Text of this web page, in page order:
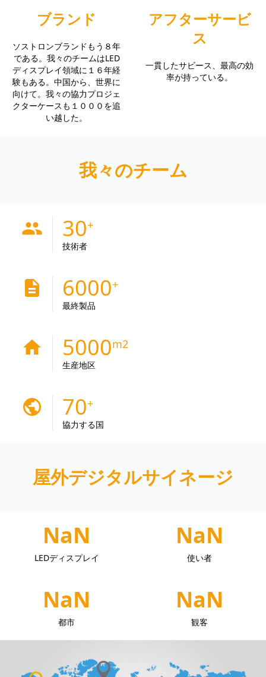
ブランド
ソストロンブランドもう８年
である。我々のチームはLED
ディスプレイ領域に１６年経
験もある。中国から、世界に
向けて。我々の協力プロジェ
クターケースも１０００を追
い越した。
アフターサービ
ス
一貫したサビース、最高の効
率が持っている。
我々のチーム
people 30
技術者
description 6000
最終製品
home 5000
生産地区
public 70
協力する国
屋外デジタルサイネージ
NaN
LEDディスプレイ
NaN
使い者
NaN
都市
NaN
観客